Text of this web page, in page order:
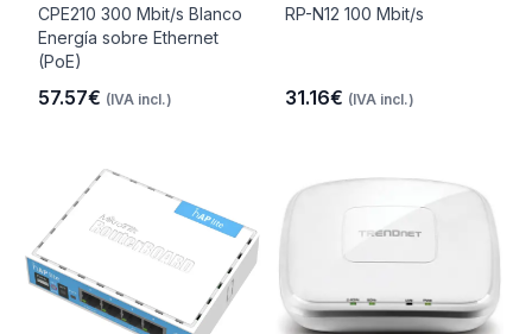
CPE210 300 Mbit/s Blanco
Energía sobre Ethernet
(PoE)
57.57€ (IVA incl.)
RP-N12 100 Mbit/s
31.16€ (IVA incl.)